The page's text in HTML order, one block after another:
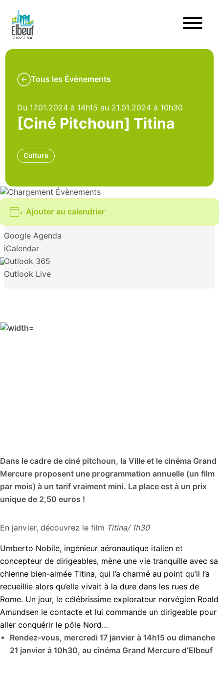
Tous les Évènements
Du 17.01.2024 à 14h15 au 21.01.2024 à 10h30
[Ciné Pitchoun] Titina
Culture
Ajouter au calendrier
Google Agenda
iCalendar
Outlook 365
Outlook Live
Dans le cadre de ciné pitchoun, la Ville et le cinéma Grand
Mercure proposent une programmation annuelle (un film
par mois) à un tarif vraiment mini. La place est à un prix
unique de 2,50 euros !
En janvier, découvrez le film Titina/1h30
Umberto Nobile, ingénieur aéronautique italien et
concepteur de dirigeables, mène une vie tranquille avec sa
chienne bien-aimée Titina, qui l’a charmé au point qu’il l’a
recueillie alors qu’elle vivait à la dure dans les rues de
Rome. Un jour, le célébrissime explorateur norvégien Roald
Amundsen le contacte et lui commande un dirigeable pour
aller conquérir le pôle Nord…
Rendez-vous, mercredi 17 janvier à 14h15 ou dimanche
21 janvier à 10h30, au cinéma Grand Mercure d’Elbeuf